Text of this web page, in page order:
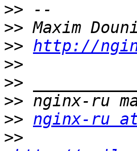
>>
>>
>> http://
>>
>>
>>
>> nginx-ru
>>